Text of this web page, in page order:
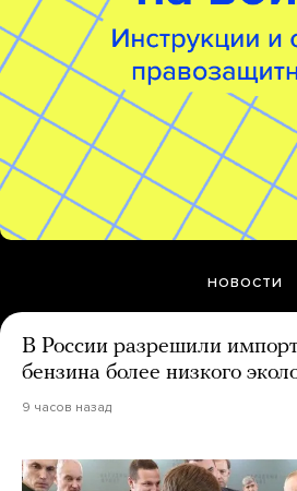
НОВОСТИ
В России разрешили
бензина более низкого
9 часов назад